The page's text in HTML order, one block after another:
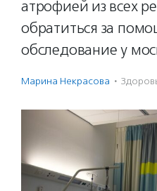
атрофией из всех
обратиться за
обследование у
Марина Некрасова ·